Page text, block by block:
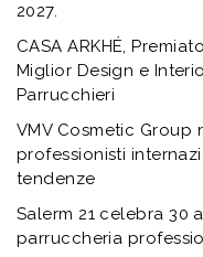
2027.
CASA ARKHÉ,
Miglior Design e
Parrucchieri
VMV Cosmetic
professionisti
tendenze
Salerm 21 celebra 30
parruccheria